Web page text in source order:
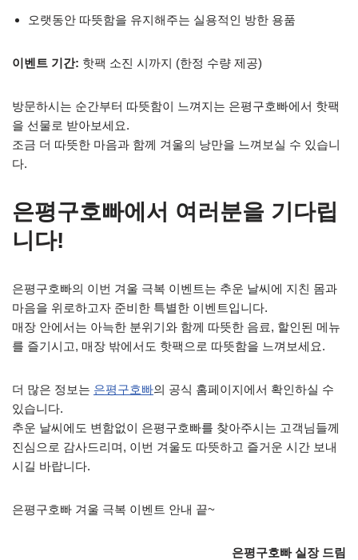
오랫동안 따뜻함을 유지해주는 실용적인 방한 용품
이벤트 기간: 핫팩 소진 시까지 (한정 수량 제공)
방문하시는 순간부터 따뜻함이 느껴지는 은평구호빠에서 핫팩
을 선물로 받아보세요.
조금 더 따뜻한 마음과 함께 겨울의 낭만을 느껴보실 수 있습니
다.
은평구호빠에서 여러분을 기다립
니다!
은평구호빠의 이번 겨울 극복 이벤트는 추운 날씨에 지친 몸과
마음을 위로하고자 준비한 특별한 이벤트입니다.
매장 안에서는 아늑한 분위기와 함께 따뜻한 음료, 할인된 메뉴
를 즐기시고, 매장 밖에서도 핫팩으로 따뜻함을 느껴보세요.
더 많은 정보는 은평구호빠의 공식 홈페이지에서 확인하실 수
있습니다.
추운 날씨에도 변함없이 은평구호빠를 찾아주시는 고객님들께
진심으로 감사드리며, 이번 겨울도 따뜻하고 즐거운 시간 보내
시길 바랍니다.
은평구호빠 겨울 극복 이벤트 안내 끝~
은평구호빠 실장 드림